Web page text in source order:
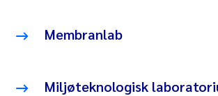
Membranlab
Miljøteknologisk